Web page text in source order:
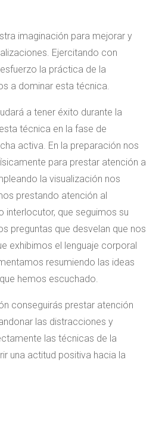
imaginación para mejorar y
Ejercitando con
la práctica de la
a dominar esta técnica.
a tener éxito durante la
técnica en la fase de
activa. En la preparación nos
para prestar atención a
la visualización nos
prestando atención al
interlocutor, que seguimos su
preguntas que desvelan que nos
exhibimos el lenguaje corporal
resumiendo las ideas
hemos escuchado.
conseguirás prestar atención
las distracciones y
las técnicas de la
una actitud positiva hacia la